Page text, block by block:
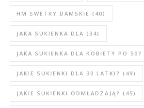
HM SWETRY DAMSKIE (40)
JAKA SUKIENKA DLA (34)
JAKA SUKIENKA DLA KOBIETY PO 50?
JAKIE SUKIENKI DLA 30 LATKI? (49)
JAKIE SUKIENKI ODMŁADZAJĄ? (45)